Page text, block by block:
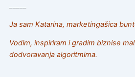
Ja sam Katarina, marketingašica
Vodim, inspiriram i gradim biznise
dodvoravanja algoritmima.